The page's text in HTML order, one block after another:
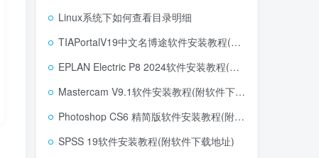
Linux系统下如何查看目录明细
TIAPortalV19中文名博途软件安装教程(附软件下载地址)
EPLAN Electric P8 2024软件安装教程(附软件下载地址)
Mastercam V9.1软件安装教程(附软件下载地址)
Photoshop CS6 精简版软件安装教程(附软件下载地址)
SPSS 19软件安装教程(附软件下载地址)